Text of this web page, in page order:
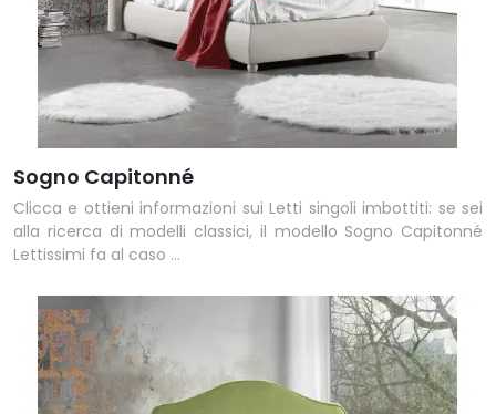
Sogno Capitonné
Clicca e ottieni informazioni sui Letti singoli imbottiti: se sei
alla ricerca di modelli classici, il modello Sogno Capitonné
Lettissimi fa al caso ...